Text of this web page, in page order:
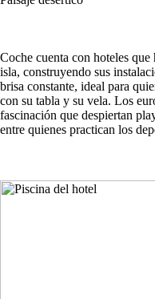
Coche cuenta con hoteles
isla, construyendo sus
brisa constante, ideal para
con su tabla y su vela. Los
fascinación que despiertan
entre quienes practican los